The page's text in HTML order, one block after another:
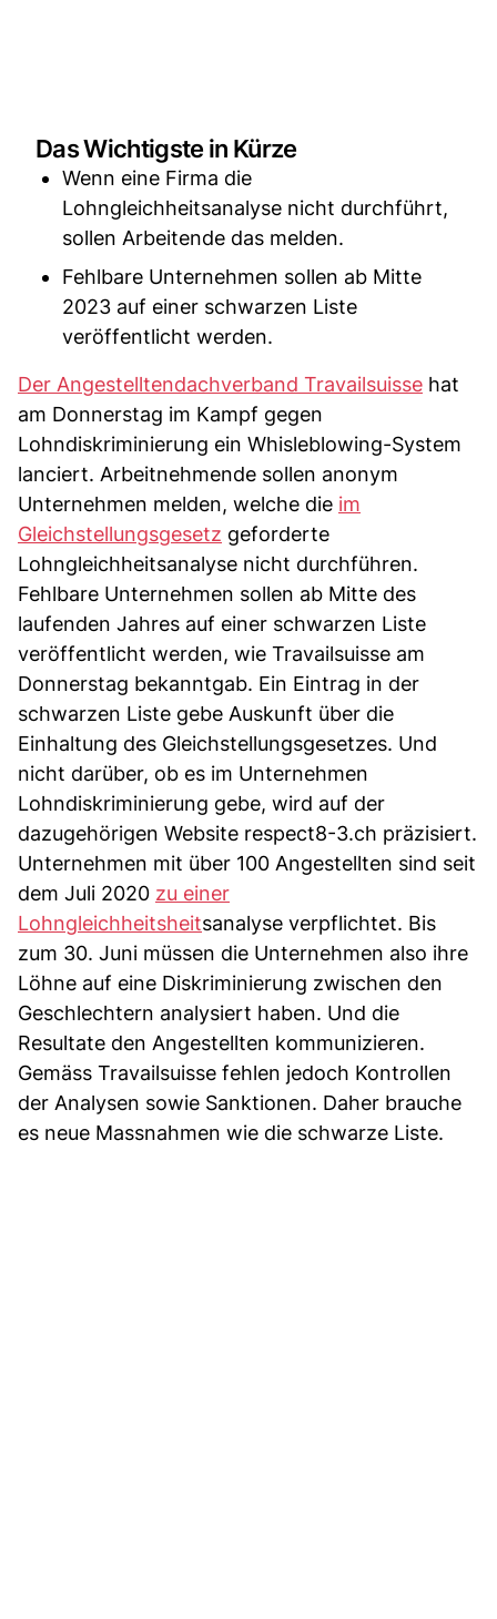
Das Wichtigste in Kürze
Wenn eine Firma die
Lohngleichheitsanalyse nicht durchführt,
sollen Arbeitende das melden.
Fehlbare Unternehmen sollen ab Mitte
2023 auf einer schwarzen Liste
veröffentlicht werden.
Der Angestelltendachverband Travailsuisse hat
am Donnerstag im Kampf gegen
Lohndiskriminierung ein Whisleblowing-System
lanciert. Arbeitnehmende sollen anonym
Unternehmen melden, welche die im
Gleichstellungsgesetz geforderte
Lohngleichheitsanalyse nicht durchführen.
Fehlbare Unternehmen sollen ab Mitte des
laufenden Jahres auf einer schwarzen Liste
veröffentlicht werden, wie Travailsuisse am
Donnerstag bekanntgab. Ein Eintrag in der
schwarzen Liste gebe Auskunft über die
Einhaltung des Gleichstellungsgesetzes. Und
nicht darüber, ob es im Unternehmen
Lohndiskriminierung gebe, wird auf der
dazugehörigen Website respect8-3.ch präzisiert.
Unternehmen mit über 100 Angestellten sind seit
dem Juli 2020 zu einer
Lohngleichheitsheitsanalyse verpflichtet. Bis
zum 30. Juni müssen die Unternehmen also ihre
Löhne auf eine Diskriminierung zwischen den
Geschlechtern analysiert haben. Und die
Resultate den Angestellten kommunizieren.
Gemäss Travailsuisse fehlen jedoch Kontrollen
der Analysen sowie Sanktionen. Daher brauche
es neue Massnahmen wie die schwarze Liste.